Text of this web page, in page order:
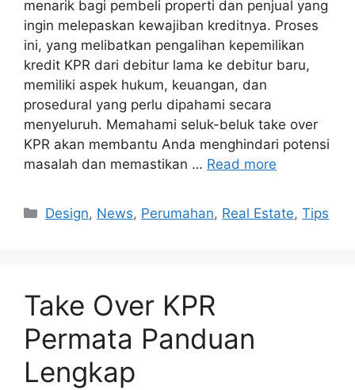
menarik bagi pembeli properti dan penjual yang
ingin melepaskan kewajiban kreditnya. Proses
ini, yang melibatkan pengalihan kepemilikan
kredit KPR dari debitur lama ke debitur baru,
memiliki aspek hukum, keuangan, dan
prosedural yang perlu dipahami secara
menyeluruh. Memahami seluk-beluk take over
KPR akan membantu Anda menghindari potensi
masalah dan memastikan … Read more
Categories
Design, News, Perumahan, Real Estate,Tips
Take Over KPR
Permata Panduan
Lengkap